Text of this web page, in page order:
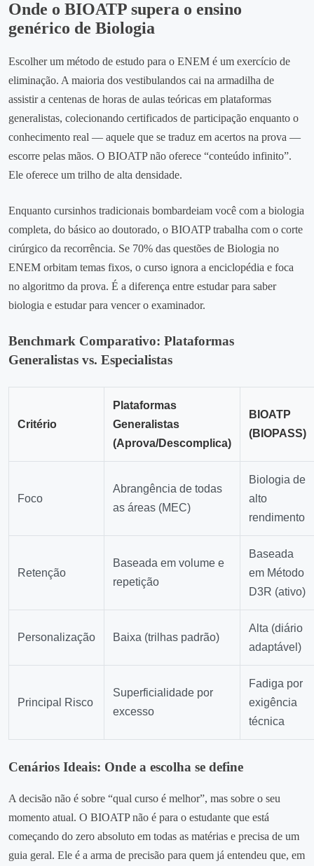
Onde o BIOATP supera o ensino
genérico de Biologia
Escolher um método de estudo para o ENEM é um exercício de
eliminação. A maioria dos vestibulandos cai na armadilha de
assistir a centenas de horas de aulas teóricas em plataformas
generalistas, colecionando certificados de participação enquanto o
conhecimento real — aquele que se traduz em acertos na prova —
escorre pelas mãos. O BIOATP não oferece “conteúdo infinito”.
Ele oferece um trilho de alta densidade.
Enquanto cursinhos tradicionais bombardeiam você com a biologia
completa, do básico ao doutorado, o BIOATP trabalha com o corte
cirúrgico da recorrência. Se 70% das questões de Biologia no
ENEM orbitam temas fixos, o curso ignora a enciclopédia e foca
no algoritmo da prova. É a diferença entre estudar para saber
biologia e estudar para vencer o examinador.
Benchmark Comparativo: Plataformas
Generalistas vs. Especialistas
Critério
Plataformas
Generalistas
(Aprova/Descomplica)
BIOATP
(BIOPASS)
Foco
Abrangência de todas
as áreas (MEC)
Biologia de
alto
rendimento
Retenção
Baseada em volume e
repetição
Baseada
em Método
D3R (ativo)
Personalização Baixa (trilhas padrão)
Alta (diário
adaptável)
Principal Risco
Superficialidade por
excesso
Fadiga por
exigência
técnica
Cenários Ideais: Onde a escolha se define
A decisão não é sobre “qual curso é melhor”, mas sobre o seu
momento atual. O BIOATP não é para o estudante que está
começando do zero absoluto em todas as matérias e precisa de um
guia geral. Ele é a arma de precisão para quem já entendeu que, em